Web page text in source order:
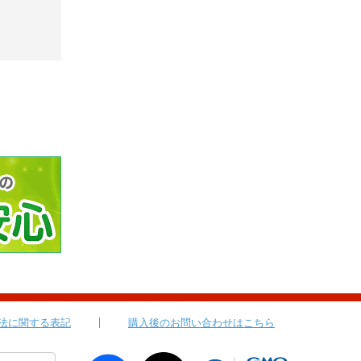
に関する表記 購入後のお問い合わせはこちら